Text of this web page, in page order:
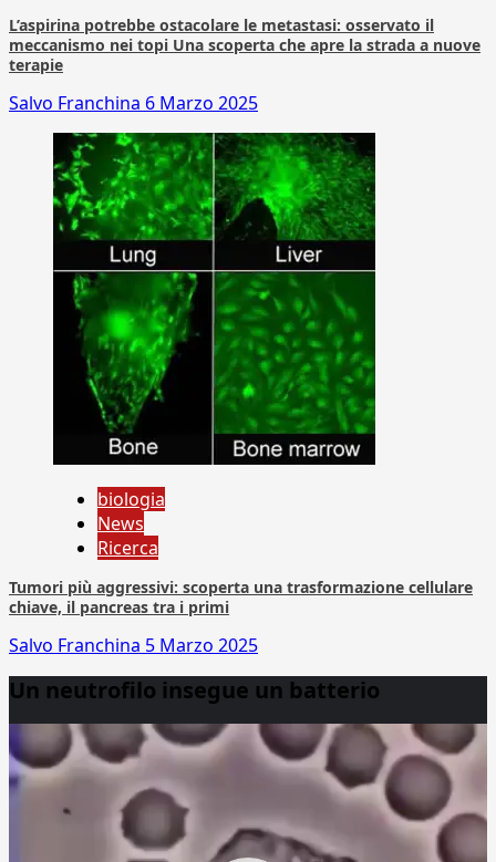
L’aspirina potrebbe ostacolare le metastasi: osservato il
meccanismo nei topi Una scoperta che apre la strada a nuove
terapie
Salvo Franchina 6 Marzo 2025
biologia
News
Ricerca
Tumori più aggressivi: scoperta una trasformazione cellulare
chiave, il pancreas tra i primi
Salvo Franchina 5 Marzo 2025
Un neutrofilo insegue un batterio
Player